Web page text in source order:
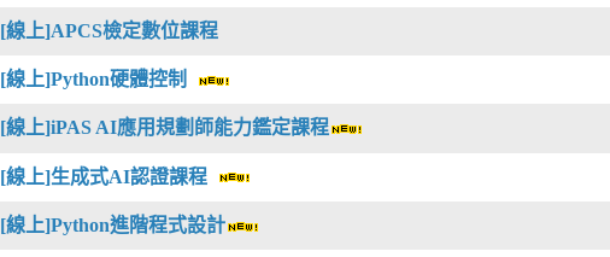
[線上]APCS檢定數位課程
[線上]Python硬體控制
[線上]iPAS AI應用規劃師能力鑑定課程
[線上]生成式AI認證課程
[線上]Python進階程式設計